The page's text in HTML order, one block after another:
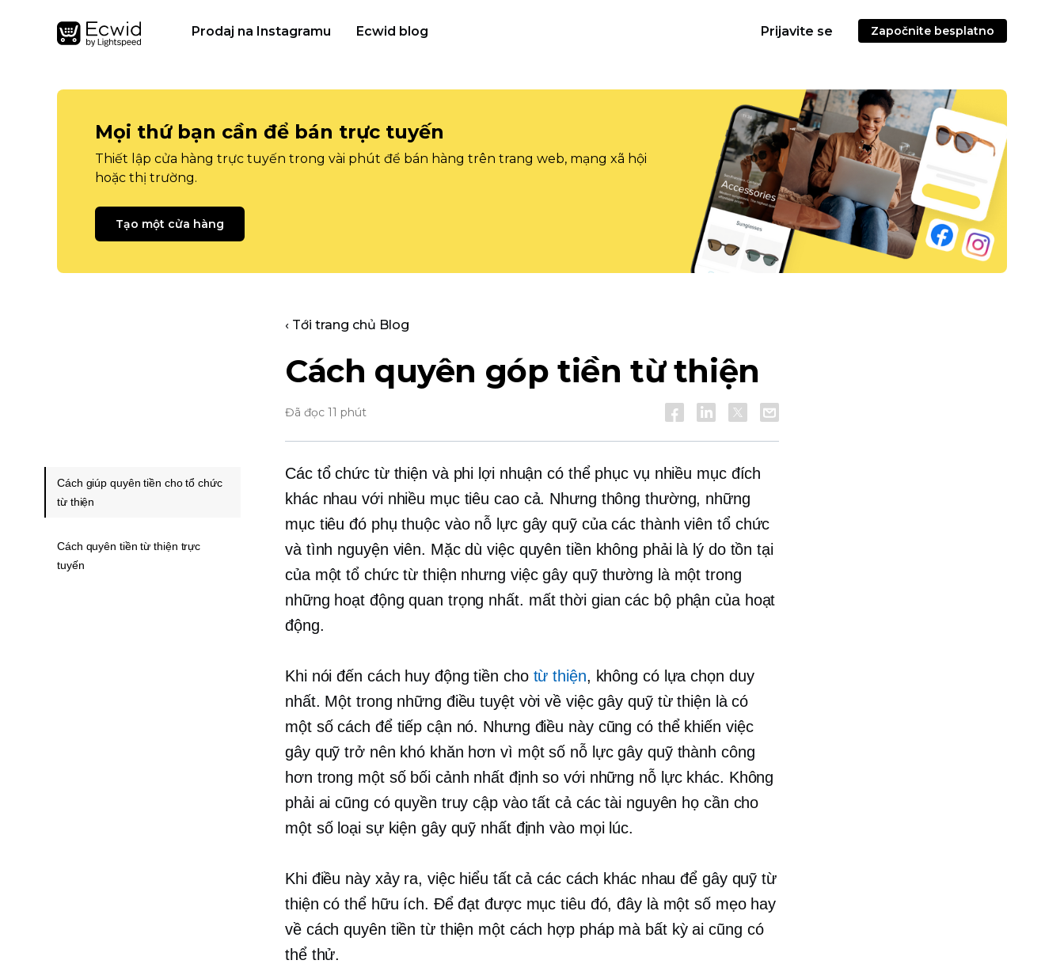
Prodaj na Instagramu Ecwid blog Prijavite se Započnite besplatno
Mọi thứ bạn cần để bán trực tuyến
Thiết lập cửa hàng trực tuyến trong vài phút để bán hàng trên trang web, mạng xã hội
hoặc thị trường.
Tạo một cửa hàng
‹ Tới trang chủ Blog
Cách quyên góp tiền từ thiện
Đã đọc 11 phút
Các tổ chức từ thiện và phi lợi nhuận có thể phục vụ nhiều mục đích
khác nhau với nhiều mục tiêu cao cả. Nhưng thông thường, những
mục tiêu đó phụ thuộc vào nỗ lực gây quỹ của các thành viên tổ chức
và tình nguyện viên. Mặc dù việc quyên tiền không phải là lý do tồn tại
của một tổ chức từ thiện nhưng việc gây quỹ thường là một trong
những hoạt động quan trọng nhất. mất thời gian các bộ phận của hoạt
động.
Khi nói đến cách huy động tiền cho từ thiện, không có lựa chọn duy
nhất. Một trong những điều tuyệt vời về việc gây quỹ từ thiện là có
một số cách để tiếp cận nó. Nhưng điều này cũng có thể khiến việc
gây quỹ trở nên khó khăn hơn vì một số nỗ lực gây quỹ thành công
hơn trong một số bối cảnh nhất định so với những nỗ lực khác. Không
phải ai cũng có quyền truy cập vào tất cả các tài nguyên họ cần cho
một số loại sự kiện gây quỹ nhất định vào mọi lúc.
Khi điều này xảy ra, việc hiểu tất cả các cách khác nhau để gây quỹ từ
thiện có thể hữu ích. Để đạt được mục tiêu đó, đây là một số mẹo hay
về cách quyên tiền từ thiện một cách hợp pháp mà bất kỳ ai cũng có
thể thử.
Cách giúp quyên tiền cho tổ chức
từ thiện
Cách quyên tiền từ thiện trực
tuyến